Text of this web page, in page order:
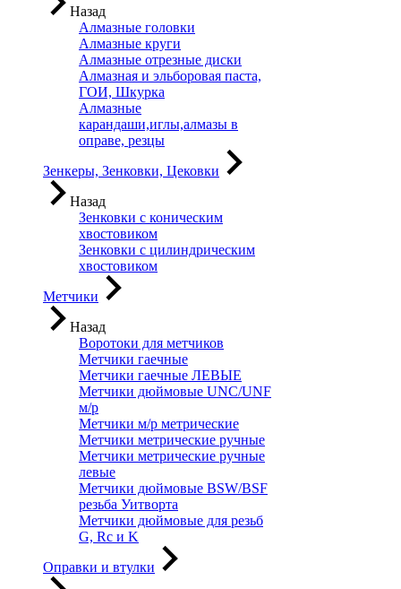
Назад
Алмазные головки
Алмазные круги
Алмазные отрезные диски
Алмазная и эльборовая паста,
ГОИ, Шкурка
Алмазные
карандаши,иглы,алмазы в
оправе, резцы
Зенкеры, Зенковки, Цековки
Назад
Зенковки с коническим
хвостовиком
Зенковки с цилиндрическим
хвостовиком
Метчики
Назад
Воротоки для метчиков
Метчики гаечные
Метчики гаечные ЛЕВЫЕ
Метчики дюймовые UNC/UNF
м/р
Метчики м/р метрические
Метчики метрические ручные
Метчики метрические ручные
левые
Метчики дюймовые BSW/BSF
резьба Уитворта
Метчики дюймовые для резьб
G, Rc и K
Оправки и втулки